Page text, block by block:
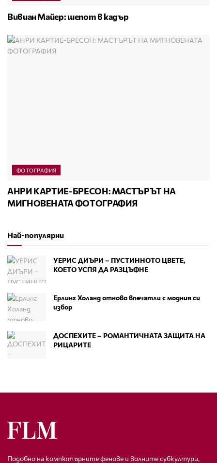
Вивиан Майер: шепот в кадър
ФОТОГРАФИЯ
АНРИ КАРТИЕ-БРЕСОН: МАСТЪРЪТ НА
МИГНОВЕНАТА ФОТОГРАФИЯ
Най-популярни
УЕРИС ДИЪРИ – ПУСТИННОТО ЦВЕТЕ,
КОЕТО УСПЯ ДА РАЗЦЪФНЕ
Ерлинг Холанд отново впечатли с модния си
избор
ДОСПЕХИТЕ – РОМАНТИЧНАТА ЗАЩИТА НА
РИЦАРИТЕ
Подобно на компютърните фенове и волните субкултури,